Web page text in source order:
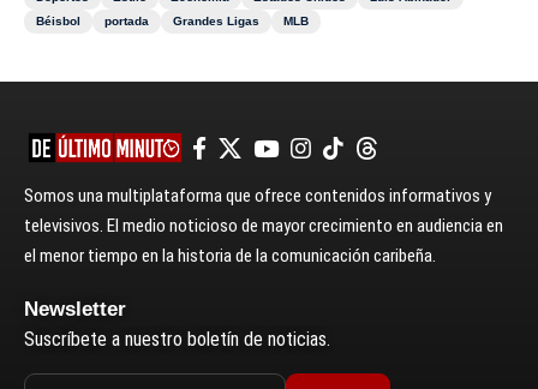
Béisbol
portada Grandes Ligas MLB
Somos una multiplataforma que ofrece contenidos informativos y
televisivos. El medio noticioso de mayor crecimiento en audiencia en
el menor tiempo en la historia de la comunicación caribeña.
Newsletter
Suscríbete a nuestro boletín de noticias.